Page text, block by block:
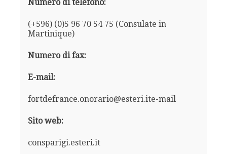
Numero di telefono:
(+596) (0)5 96 70 54 75 (Consulate in
Martinique)
Numero di fax:
E-mail:
fortdefrance.onorario@esteri.ite-mail
Sito web:
consparigi.esteri.it